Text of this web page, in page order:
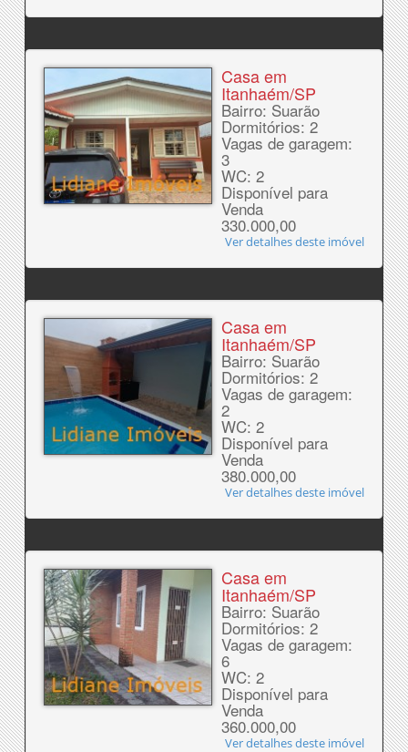
Casa em
Itanhaém/SP
Bairro: Suarão
Dormitórios: 2
Vagas de garagem:
3
WC: 2
Disponível para
Venda
330.000,00
Ver detalhes deste imóvel
Casa em
Itanhaém/SP
Bairro: Suarão
Dormitórios: 2
Vagas de garagem:
2
WC: 2
Disponível para
Venda
380.000,00
Ver detalhes deste imóvel
Casa em
Itanhaém/SP
Bairro: Suarão
Dormitórios: 2
Vagas de garagem:
6
WC: 2
Disponível para
Venda
360.000,00
Ver detalhes deste imóvel